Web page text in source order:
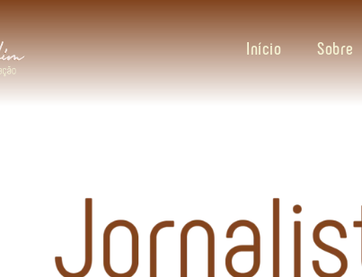
Início Sobre